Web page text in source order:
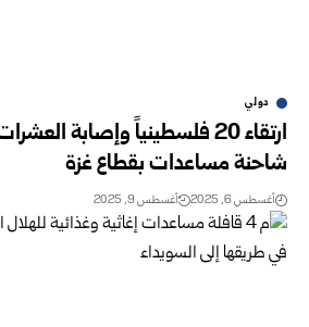
دولي
ارتقاء 20 فلسطينياً وإصابة
شاحنة مساعدات بقطاع غزة
أغسطس 6, 2025 أغسطس 9, 2025